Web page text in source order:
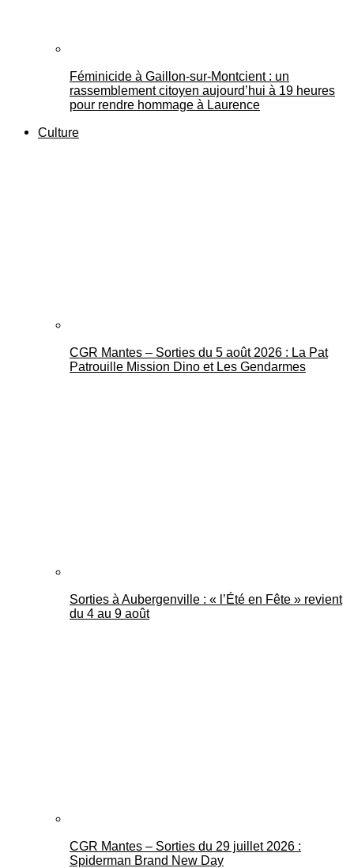
Féminicide à Gaillon‑sur‑Montcient : un
rassemblement citoyen aujourd’hui à 19 heures
pour rendre hommage à Laurence
Culture
CGR Mantes – Sorties du 5 août 2026 : La Pat
Patrouille Mission Dino et Les Gendarmes
Sorties à Aubergenville : « l’Été en Fête » revient
du 4 au 9 août
CGR Mantes – Sorties du 29 juillet 2026 :
Spiderman Brand New Day